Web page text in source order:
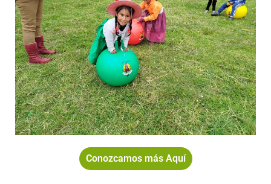
Conozcamos más Aquí